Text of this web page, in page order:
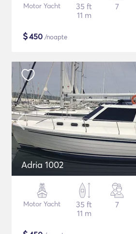
Motor Yacht
35 ft
11 m
7
$450 /noapte
Adria 1002
Motor Yacht
35 ft
11 m
7